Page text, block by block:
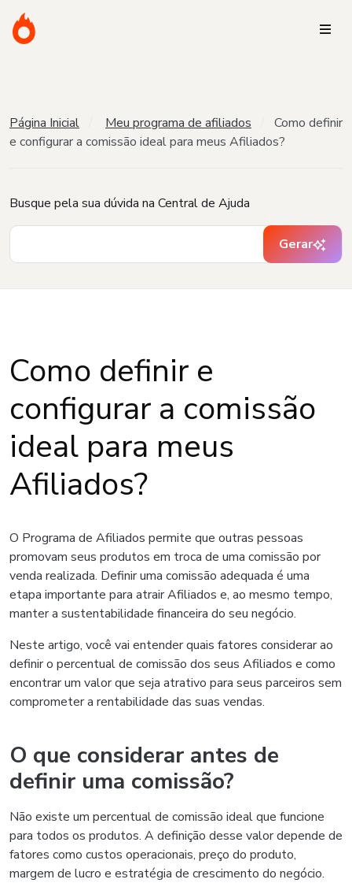
Página Inicial Meu programa de afiliados
Como definir
e configurar a comissão ideal para meus Afiliados?
Busque pela sua dúvida na Central de Ajuda
Gerar
Como definir e
configurar a comissão
ideal para meus
Afiliados?
O Programa de Afiliados permite que outras pessoas
promovam seus produtos em troca de uma comissão por
venda realizada. Definir uma comissão adequada é uma
etapa importante para atrair Afiliados e, ao mesmo tempo,
manter a sustentabilidade financeira do seu negócio.
Neste artigo, você vai entender quais fatores considerar ao
definir o percentual de comissão dos seus Afiliados e como
encontrar um valor que seja atrativo para seus parceiros sem
comprometer a rentabilidade das suas vendas.
O que considerar antes de
definir uma comissão?
Não existe um percentual de comissão ideal que funcione
para todos os produtos. A definição desse valor depende de
fatores como custos operacionais, preço do produto,
margem de lucro e estratégia de crescimento do negócio.